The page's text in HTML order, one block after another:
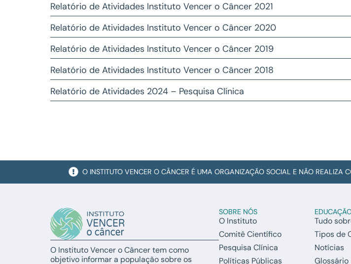
Relatório de Atividades Instituto Vencer o Câncer 2021
Relatório de Atividades Instituto Vencer o Câncer 2020
Relatório de Atividades Instituto Vencer o Câncer 2019
Relatório de Atividades Instituto Vencer o Câncer 2018
Relatório de Atividades 2024 – Pesquisa Clínica
O INSTITUTO VENCER O CÂNCER É UMA ORGANIZAÇÃO SOCIAL E NÃO REALIZA
O Instituto Vencer o Câncer tem como
objetivo informar a população sobre os
SOBRE NÓS
O Instituto
Comitê Científico
Pesquisa Clínica
Políticas Públicas
Tudo
Tipos de
Notícias
Glossário